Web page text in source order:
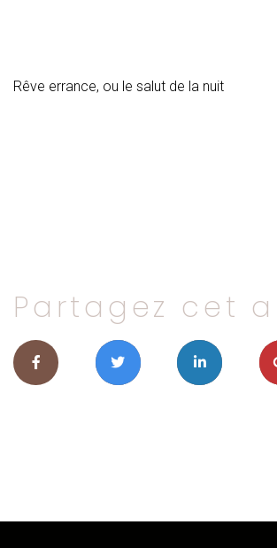
Rêve errance, ou le salut de la nuit
Partagez cet